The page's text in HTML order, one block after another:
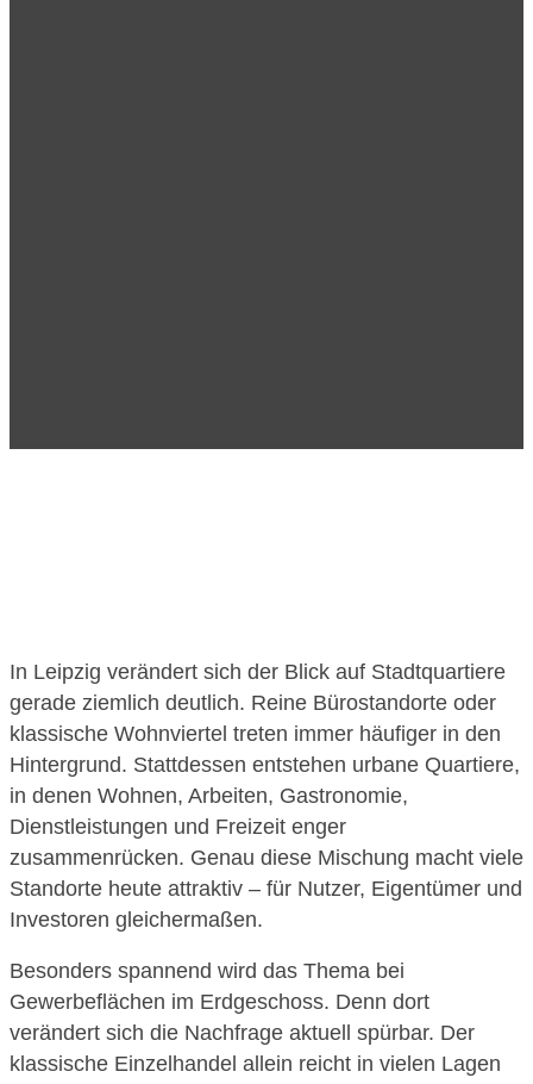
In Leipzig verändert sich der Blick auf Stadtquartiere
gerade ziemlich deutlich. Reine Bürostandorte oder
klassische Wohnviertel treten immer häufiger in den
Hintergrund. Stattdessen entstehen urbane Quartiere,
in denen Wohnen, Arbeiten, Gastronomie,
Dienstleistungen und Freizeit enger
zusammenrücken. Genau diese Mischung macht viele
Standorte heute attraktiv – für Nutzer, Eigentümer und
Investoren gleichermaßen.
Besonders spannend wird das Thema bei
Gewerbeflächen im Erdgeschoss. Denn dort
verändert sich die Nachfrage aktuell spürbar. Der
klassische Einzelhandel allein reicht in vielen Lagen